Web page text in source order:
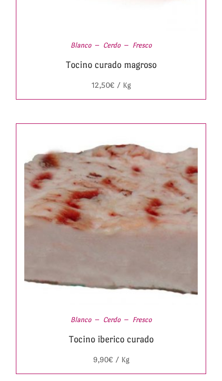
Blanco Cerdo Fresco
Tocino curado magroso
12,50€/ Kg
Blanco Cerdo Fresco
Tocino iberico curado
9,90€/ Kg